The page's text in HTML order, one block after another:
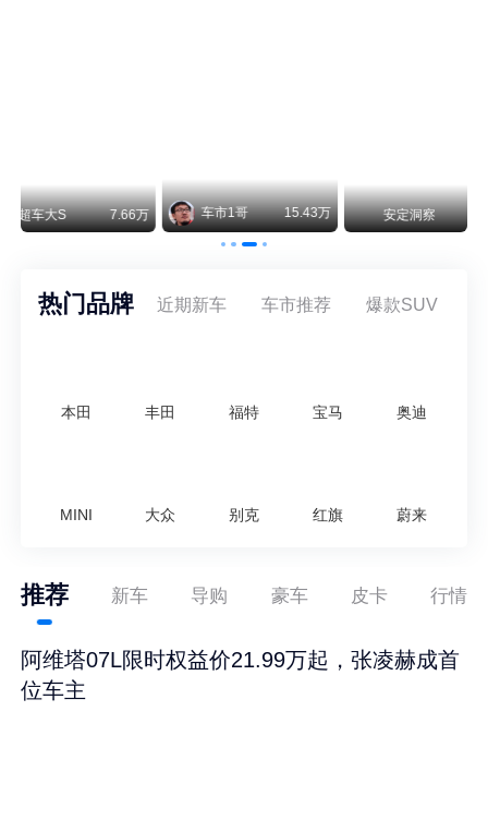
安定洞察 8.07万 智电出行 8.54万 智电出行
热门品牌 近期新车 车市推荐 爆款SUV
本田 丰田 福特 宝马 奥迪
MINI 大众 别克 红旗 蔚来
推荐 新车 导购 豪车 皮卡 行情
阿维塔07L限时权益价21.99万起，张凌赫成首
位车主